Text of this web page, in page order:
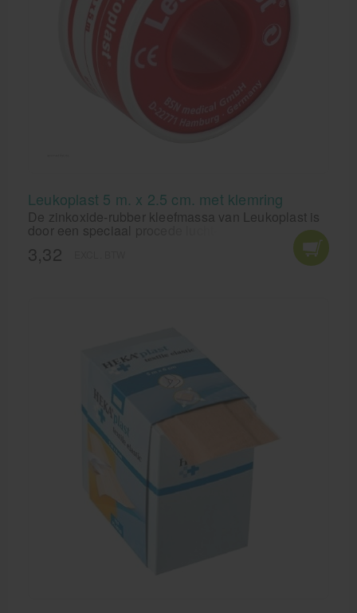
Leukoplast 5 m. x 2.5 cm. met klemring
De zinkoxide-rubber kleefmassa van Leukoplast is
door een speciaal procede lucht- en waterdamp
doorlatend gemaakt. Omdat luchtdichte afsluiting
hierdoor wordt voorkomen, verweekt de huid niet en
3,32